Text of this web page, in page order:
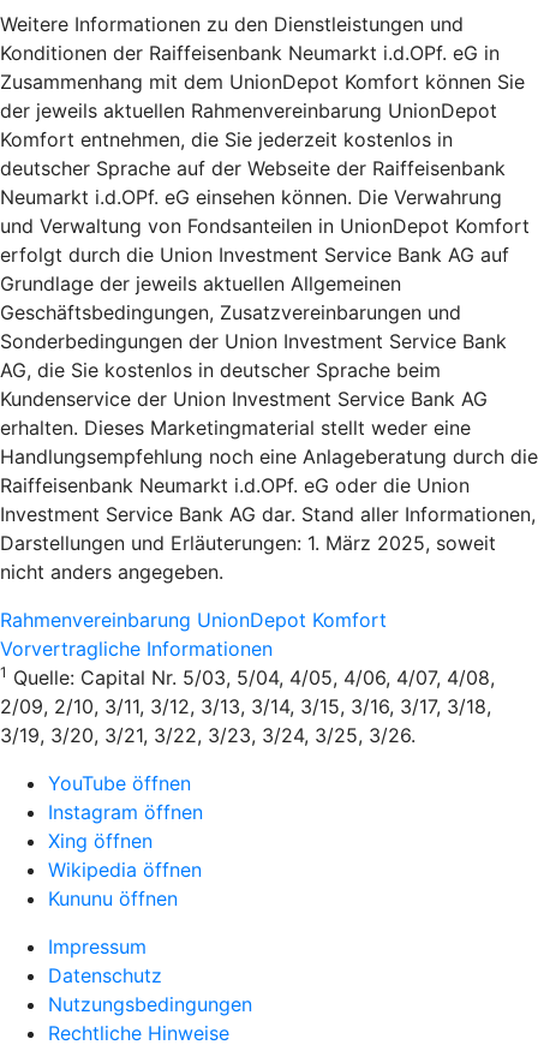
Weitere Informationen zu den Dienstleistungen und
Konditionen der Raiffeisenbank Neumarkt i.d.OPf. eG in
Zusammenhang mit dem UnionDepot Komfort können Sie
der jeweils aktuellen Rahmenvereinbarung UnionDepot
Komfort entnehmen, die Sie jederzeit kostenlos in
deutscher Sprache auf der Webseite der Raiffeisenbank
Neumarkt i.d.OPf. eG einsehen können. Die Verwahrung
und Verwaltung von Fondsanteilen in UnionDepot Komfort
erfolgt durch die Union Investment Service Bank AG auf
Grundlage der jeweils aktuellen Allgemeinen
Geschäftsbedingungen, Zusatzvereinbarungen und
Sonderbedingungen der Union Investment Service Bank
AG, die Sie kostenlos in deutscher Sprache beim
Kundenservice der Union Investment Service Bank AG
erhalten. Dieses Marketingmaterial stellt weder eine
Handlungsempfehlung noch eine Anlageberatung durch die
Raiffeisenbank Neumarkt i.d.OPf. eG oder die Union
Investment Service Bank AG dar. Stand aller Informationen,
Darstellungen und Erläuterungen: 1. März 2025, soweit
nicht anders angegeben.
Rahmenvereinbarung UnionDepot Komfort
Vorvertragliche Informationen
1 Quelle: Capital Nr. 5/03, 5/04, 4/05, 4/06, 4/07, 4/08,
2/09, 2/10, 3/11, 3/12, 3/13, 3/14, 3/15, 3/16, 3/17, 3/18,
3/19, 3/20, 3/21, 3/22, 3/23, 3/24, 3/25, 3/26.
YouTube öffnen
Instagram öffnen
Xing öffnen
Wikipedia öffnen
Kununu öffnen
Impressum
Datenschutz
Nutzungsbedingungen
Rechtliche Hinweise